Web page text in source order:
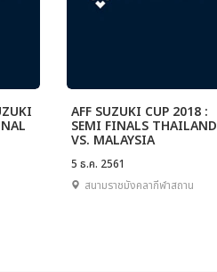
AFF SUZUKI CUP 2018 :
SEMI FINALS THAILAND
VS. MALAYSIA
5 ธ.ค. 2561
สนามราชมังคลากีฬาสถาน